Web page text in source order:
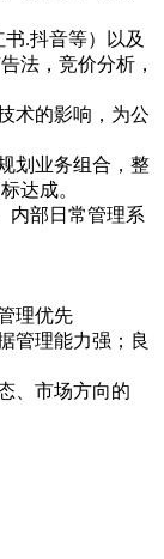
.抖音等）以及
法，竞价分析，
术的影响，为公
划业务组合，整
达成。
内部日常管理系
理优先
管理能力强；良
、市场方向的